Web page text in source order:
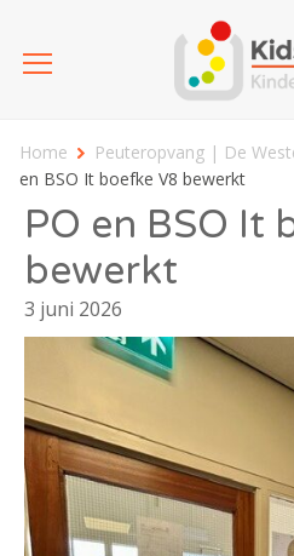
Home Peuteropvang | De
en BSO It boefke V8 bewerkt
PO en BSO It
bewerkt
3 juni 2026